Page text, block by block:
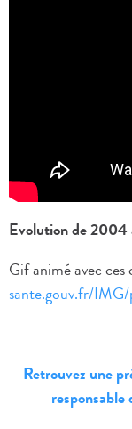
Evolution de
Gif animé avec ces
sante.gouv.fr/IMG/
Retrouvez une